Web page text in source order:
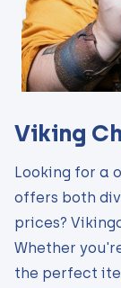
Viking
Looking for a
offers both
prices?
Whether
the perfect